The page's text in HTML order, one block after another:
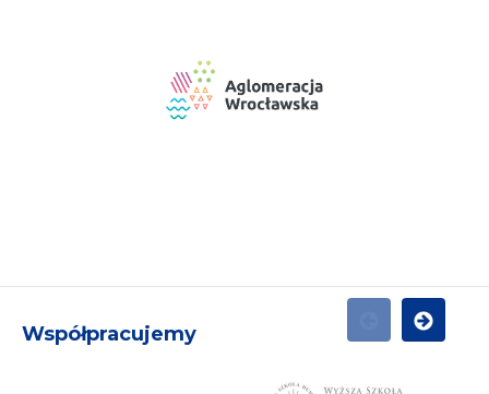
Współpracujemy POPRZEDNI